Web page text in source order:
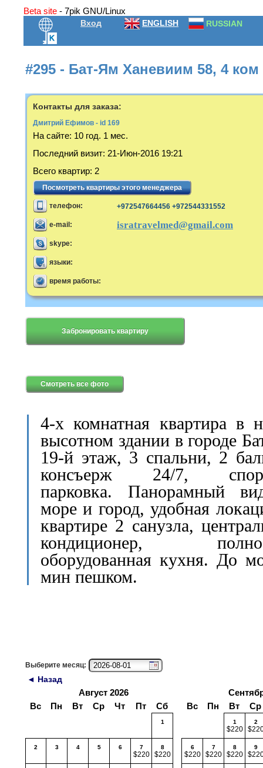
Beta site - 7pik GNU/Linux
Вход ENGLISH RUSSIAN
#295 - Бат-Ям Ханевиим 58, 4 ком
Контакты для заказа:
Дмитрий Ефимов - id 169
На сайте: 10 год. 1 мес.
Последний визит: 21-Июн-2016 19:21
Всего квартир: 2
Посмотреть квартиры этого менеджера
телефон: +972547664456 +972544331552
e-mail: isratravelmed@gmail.com
skype:
языки:
время работы:
Забронировать квартиру
Смотреть все фото
4-х комнатная квартира в
высотном здании в городе
19-й этаж, 3 спальни, 2
консъерж 24/7,
парковка. Панорамный
море и город, удобная
квартире 2 санузла,
кондиционер,
оборудованная кухня. До
мин пешком.
Выберите месяц:
◄ Назад
Август 2026
Вс
Пн Вт Ср Чт Пт Сб Вс Пн Вт Ср
1 1
$220
2
2 3 4 5 6 7
$220
8
$220
6
$220
7
$220
8
$220
9